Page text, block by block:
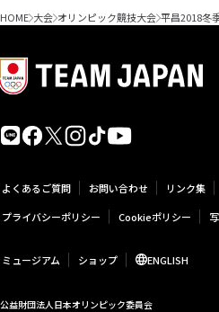
HOME 大会 オリンピック競技大会 平昌2018冬
よくあるご質問 お問い合わせ リンク集
プライバシーポリシー
Cookieポリシー
ミュージアム ショップ ENGLISH
公益財団法人日本オリンピック委員会